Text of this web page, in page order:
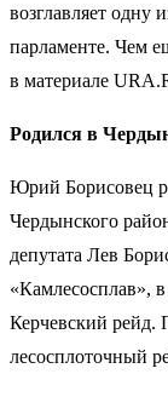
возглавляет одну
парламенте. Чем
в материале
Родился в
Юрий Борисовец
Чердынского
депутата Лев
«Камлесосплав»,
Керчевский рейд.
лесосплоточный